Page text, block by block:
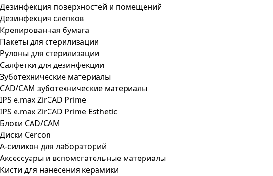
Дезинфекция поверхностей и помещений
Дезинфекция слепков
Крепированная бумага
Пакеты для стерилизации
Рулоны для стерилизации
Салфетки для дезинфекции
Зуботехнические материалы
CAD/CAM зуботехнические материалы
IPS e.max ZirCAD Prime
IPS e.max ZirCAD Prime Esthetic
Блоки CAD/CAM
Диски Cercon
А-силикон для лабораторий
Аксессуары и вспомогательные материалы
Кисти для нанесения керамики